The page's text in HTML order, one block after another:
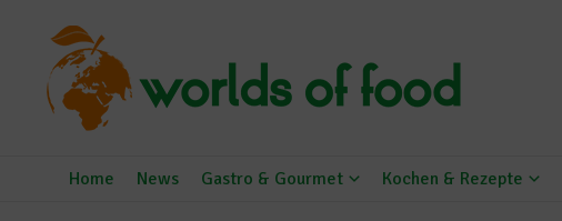
Home News Gastro & Gourmet Kochen & Rezepte